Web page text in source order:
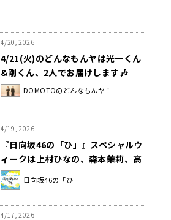
4/20, 2026
4/21(火)のどんなもんヤは光一くん
&剛くん、2人でお届けします🎶
DOMOTOのどんなもんヤ！
4/19, 2026
『日向坂46の「ひ」』スペシャルウ
ィークは上村ひなの、森本茉莉、高
井俐香が登場！ 「7回目のひな誕
祭」の裏話＆新コーナースタート
日向坂46の「ひ」
4/17, 2026